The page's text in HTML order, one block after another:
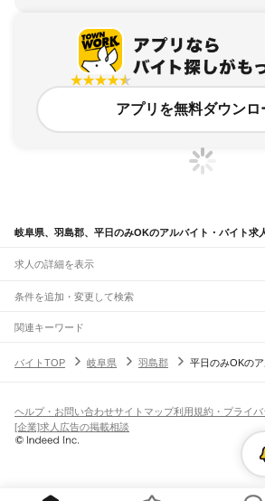
アプリを無料ダウンロ
岐阜県、羽島郡、平日のみOKのアルバイト・バイト求
求人の詳細を表示
条件を追加・変更して検索
市区町村を追加・変更
岐阜県すべて
海津市羽島郡養老郡 不破郡 安八郡揖斐郡 本巣郡 加
駅を追加・変更
古虎渓駅多治見駅 土岐市駅瑞浪駅釜戸駅武並駅恵那
落合川駅坂下駅
JR高山本線
坂祝駅
焼石
飲食・フードサービス
飲食・フードサービス
ホールスタッフ
皿洗い・洗い場精
バー
飲食店（店長・マネ
特徴を追加・変更
人気
髪型・髪
留学生
関連キーワード
岐阜県 羽島市 平日のみで ok 高校生 岐阜県 羽島市
バイトTOP 岐阜県 羽島郡 平日のみOKの
ヘルプ・お問い合わせサイトマップ利用規約・プライ
[企業]求人広告の掲載相談